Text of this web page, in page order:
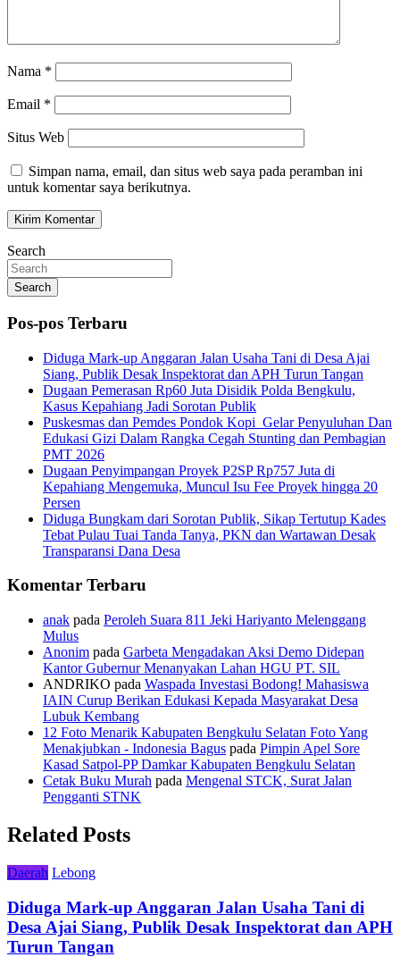
Nama *
Email *
Situs Web
Simpan nama, email, dan situs web saya pada peramban ini
untuk komentar saya berikutnya.
Search
Search
Pos-pos Terbaru
Diduga Mark-up Anggaran Jalan Usaha Tani di Desa Ajai
Siang, Publik Desak Inspektorat dan APH Turun Tangan
Dugaan Pemerasan Rp60 Juta Disidik Polda Bengkulu,
Kasus Kepahiang Jadi Sorotan Publik
Puskesmas dan Pemdes Pondok Kopi Gelar Penyuluhan Dan
Edukasi Gizi Dalam Rangka Cegah Stunting dan Pembagian
PMT 2026
Dugaan Penyimpangan Proyek P2SP Rp757 Juta di
Kepahiang Mengemuka, Muncul Isu Fee Proyek hingga 20
Persen
Diduga Bungkam dari Sorotan Publik, Sikap Tertutup Kades
Tebat Pulau Tuai Tanda Tanya, PKN dan Wartawan Desak
Transparansi Dana Desa
Komentar Terbaru
anak pada Peroleh Suara 811 Jeki Hariyanto Melenggang
Mulus
Anonim pada Garbeta Mengadakan Aksi Demo Didepan
Kantor Gubernur Menanyakan Lahan HGU PT. SIL
ANDRIKO pada Waspada Investasi Bodong! Mahasiswa
IAIN Curup Berikan Edukasi Kepada Masyarakat Desa
Lubuk Kembang
12 Foto Menarik Kabupaten Bengkulu Selatan Foto Yang
Menakjubkan - Indonesia Bagus pada Pimpin Apel Sore
Kasad Satpol-PP Damkar Kabupaten Bengkulu Selatan
Cetak Buku Murah pada Mengenal STCK, Surat Jalan
Pengganti STNK
Related Posts
Daerah Lebong
Diduga Mark-up Anggaran Jalan Usaha Tani di
Desa Ajai Siang, Publik Desak Inspektorat dan APH
Turun Tangan